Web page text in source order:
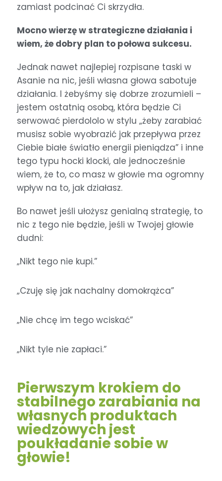
zamiast podcinać Ci skrzydła.
Mocno wierzę w strategiczne działania i
wiem, że dobry plan to połowa sukcesu.
Jednak nawet najlepiej rozpisane taski w
Asanie na nic, jeśli własna głowa sabotuje
działania. I żebyśmy się dobrze zrozumieli –
jestem ostatnią osobą, która będzie Ci
serwować pierdololo w stylu „żeby zarabiać
musisz sobie wyobrazić jak przepływa przez
Ciebie białe światło energii pieniądza” i inne
tego typu hocki klocki, ale jednocześnie
wiem, że to, co masz w głowie ma ogromny
wpływ na to, jak działasz.
Bo nawet jeśli ułożysz genialną strategię, to
nic z tego nie będzie, jeśli w Twojej głowie
dudni:
„Nikt tego nie kupi.”
„Czuję się jak nachalny domokrążca”
„Nie chcę im tego wciskać”
„Nikt tyle nie zapłaci.”
Pierwszym krokiem do
stabilnego zarabiania na
własnych produktach
wiedzowych jest
poukładanie sobie w
głowie!